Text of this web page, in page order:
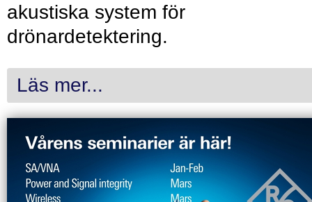
akustiska system för
drönardetektering.
Läs mer...